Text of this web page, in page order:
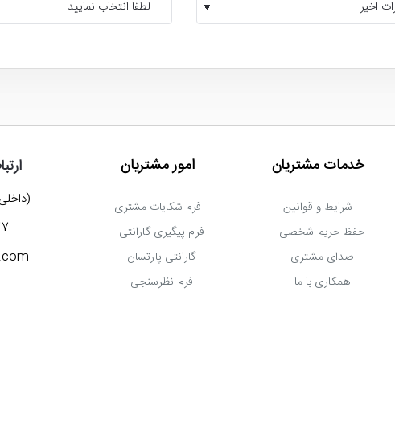
خدمات مشتریان
شرایط و قوانین
حفظ حریم شخصی
صدای مشتری
همکاری با ما
امور مشتریان
فرم شکایات مشتری
فرم پیگیری گارانتی
گارانتی پارتسان
فرم نظرسنجی
(داخلی 777) 73027-021